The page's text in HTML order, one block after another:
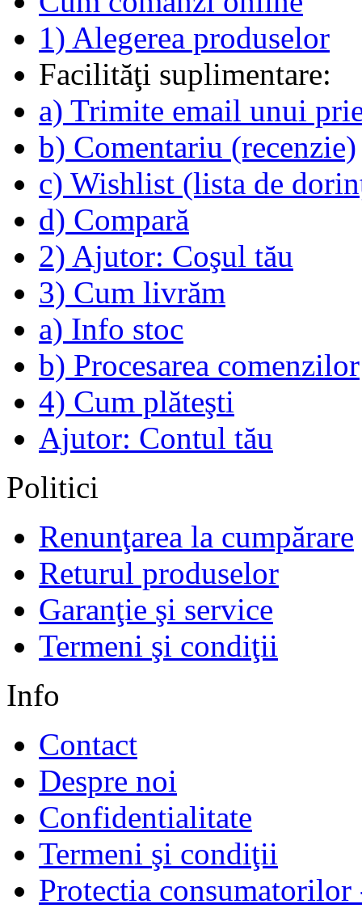
1) Alegerea produselor
Facilităţi suplimentare:
a) Trimite email unui
b) Comentariu (recenzie)
c) Wishlist (lista de
d) Compară
2) Ajutor: Coşul tău
3) Cum livrăm
a) Info stoc
b) Procesarea comenzilor
4) Cum plăteşti
Ajutor: Contul tău
Politici
Renunţarea la cumpărare
Returul produselor
Garanţie şi service
Termeni şi condiţii
Info
Contact
Despre noi
Confidentialitate
Termeni şi condiţii
Protectia